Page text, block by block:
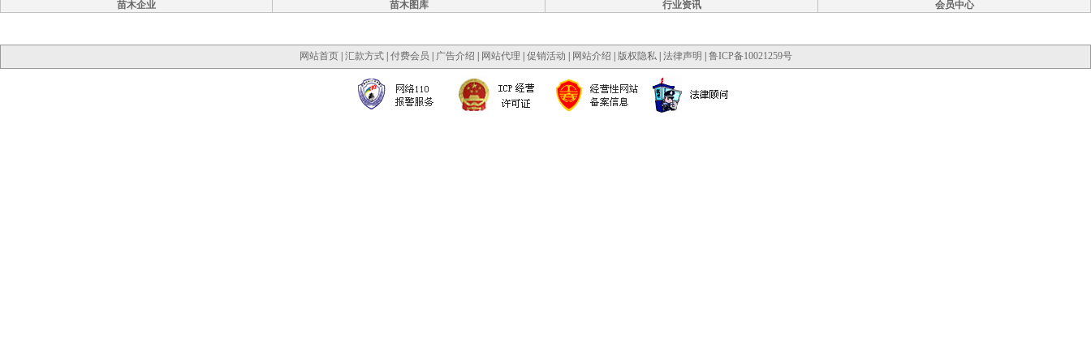
苗木企业 苗木图库 行业资讯 会员中心
网站首页| 汇款方式| 付费会员 广告介绍 网站代理 促销活动 网站介绍 版权隐私| 法律声明 鲁ICP备10021259号